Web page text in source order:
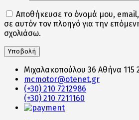
Αποθήκευσε το όνομά μου, email,
σε αυτόν τον πλοηγό για την
σχολιάσω.
Μιχαλακοπούλου 36 Αθήνα 115
mcmotor@otenet.gr
(+30) 210 7212986
(+30) 210 7211160